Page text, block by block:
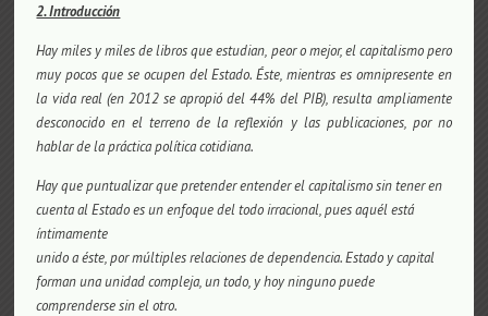
2. Introducción
Hay miles y miles de libros que estudian, peor o mejor, el capitalismo pero
muy pocos que se ocupen del Estado. Éste, mientras es omnipresente en
la vida real (en 2012 se apropió del 44% del PIB), resulta ampliamente
desconocido en el terreno de la reflexión y las publicaciones, por no
hablar de la práctica política cotidiana.
Hay que puntualizar que pretender entender el capitalismo sin tener en
cuenta al Estado es un enfoque del todo irracional, pues aquél está
íntimamente
unido a éste, por múltiples relaciones de dependencia. Estado y capital
forman una unidad compleja, un todo, y hoy ninguno puede
comprenderse sin el otro.